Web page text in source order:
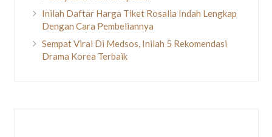
Inilah Daftar Harga Tiket Rosalia Indah Lengkap
Dengan Cara Pembeliannya
Sempat Viral Di Medsos, Inilah 5 Rekomendasi
Drama Korea Terbaik